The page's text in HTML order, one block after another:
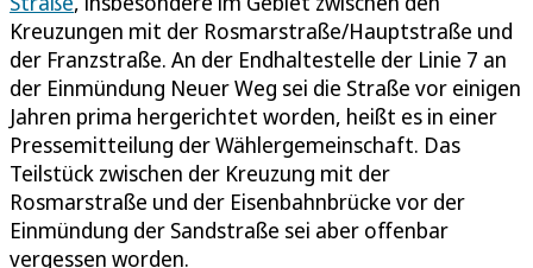
Kreuzungen mit der Rosmarstraße/Hauptstraße und
der Franzstraße. An der Endhaltestelle der Linie 7 an
der Einmündung Neuer Weg sei die Straße vor einigen
Jahren prima hergerichtet worden, heißt es in einer
Pressemitteilung der Wählergemeinschaft. Das
Teilstück zwischen der Kreuzung mit der
Rosmarstraße und der Eisenbahnbrücke vor der
Einmündung der Sandstraße sei aber offenbar
vergessen worden.